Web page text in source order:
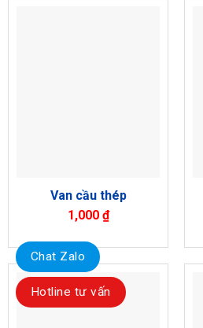
Van cầu thép
1,000 ₫
Chat Zalo
Hotline tư vấn